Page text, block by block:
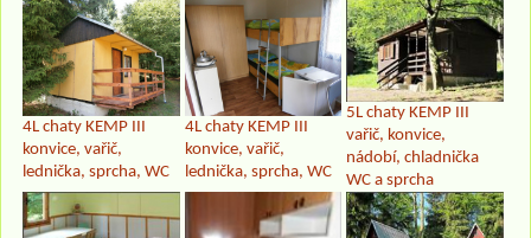
4L chaty KEMP III
konvice, vařič,
lednička, sprcha, WC
4L chaty KEMP III
konvice, vařič,
lednička, sprcha, WC
5L chaty KEMP III
vařič, konvice,
nádobí, chladnička
WC a sprcha